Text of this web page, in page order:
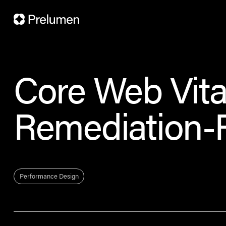
Core Web
Performance Design